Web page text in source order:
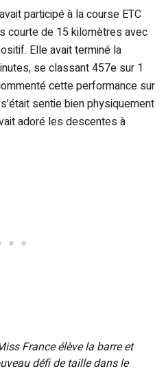
participé à la course ETC
courte de 15 kilomètres avec
Elle avait terminé la
se classant 457e sur 1
cette performance sur
sentie bien physiquement
adoré les descentes à
France élève la barre et
défi de taille dans le